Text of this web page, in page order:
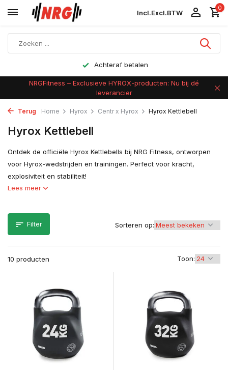
Incl.Excl.BTW
0
Achteraf betalen
NRGFitness – Exclusieve HYROX-producten: Nu bij dé
leverancier
Terug Home Hyrox Centr x Hyrox Hyrox Kettlebell
Hyrox Kettlebell
Ontdek de officiële Hyrox Kettlebells bij NRG Fitness, ontworpen
voor Hyrox-wedstrijden en trainingen. Perfect voor kracht,
explosiviteit en stabiliteit!
Lees meer
Filter
10 producten Toon:
Sorteren op: